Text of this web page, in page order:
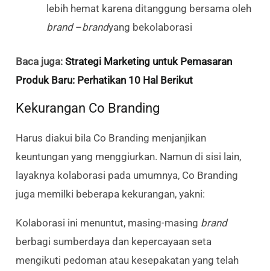
lebih hemat karena ditanggung bersama oleh
brand–brandyang bekolaborasi
Baca juga:Strategi Marketing untuk Pemasaran
Produk Baru: Perhatikan 10 Hal Berikut
Kekurangan Co Branding
Harus diakui bila Co Branding menjanjikan
keuntungan yang menggiurkan. Namun di sisi lain,
layaknya kolaborasi pada umumnya, Co Branding
juga memilki beberapa kekurangan, yakni:
Kolaborasi ini menuntut, masing-masing brand
berbagi sumberdaya dan kepercayaan seta
mengikuti pedoman atau kesepakatan yang telah